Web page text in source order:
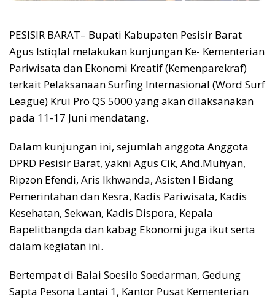
PESISIR BARAT– Bupati Kabupaten Pesisir Barat
Agus Istiqlal melakukan kunjungan Ke- Kementerian
Pariwisata dan Ekonomi Kreatif (Kemenparekraf)
terkait Pelaksanaan Surfing Internasional (Word Surf
League) Krui Pro QS 5000 yang akan dilaksanakan
pada 11-17 Juni mendatang.
Dalam kunjungan ini, sejumlah anggota Anggota
DPRD Pesisir Barat, yakni Agus Cik, Ahd.Muhyan,
Ripzon Efendi, Aris Ikhwanda, Asisten l Bidang
Pemerintahan dan Kesra, Kadis Pariwisata, Kadis
Kesehatan, Sekwan, Kadis Dispora, Kepala
Bapelitbangda dan kabag Ekonomi juga ikut serta
dalam kegiatan ini.
Bertempat di Balai Soesilo Soedarman, Gedung
Sapta Pesona Lantai 1, Kantor Pusat Kementerian